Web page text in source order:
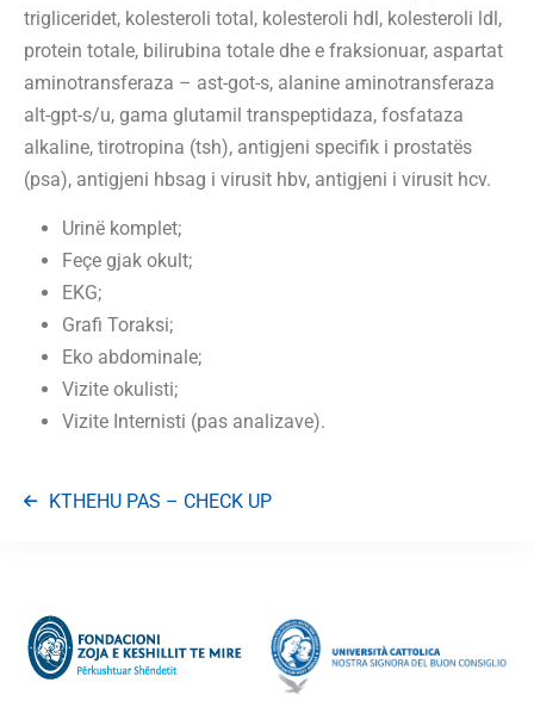
trigliceridet, kolesteroli total, kolesteroli hdl, kolesteroli ldl,
protein totale, bilirubina totale dhe e fraksionuar, aspartat
aminotransferaza – ast-got-s, alanine aminotransferaza
alt-gpt-s/u, gama glutamil transpeptidaza, fosfataza
alkaline, tirotropina (tsh), antigjeni specifik i prostatës
(psa), antigjeni hbsag i virusit hbv, antigjeni i virusit hcv.
Urinë komplet;
Feçe gjak okult;
EKG;
Grafi Toraksi;
Eko abdominale;
Vizite okulisti;
Vizite Internisti (pas analizave).
KTHEHU PAS – CHECK UP